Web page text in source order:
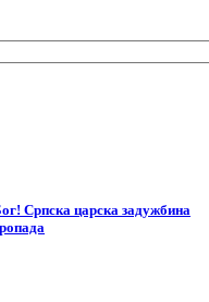
Српска царска задужбина